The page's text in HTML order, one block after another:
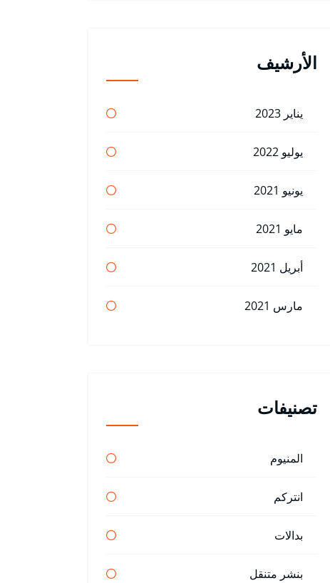
الأرشيف
يناير 2023
يوليو 2022
يونيو 2021
مايو 2021
أبريل 2021
مارس 2021
تصنيفات
المنيوم
انتركم
بدالات
بنشر متنقل